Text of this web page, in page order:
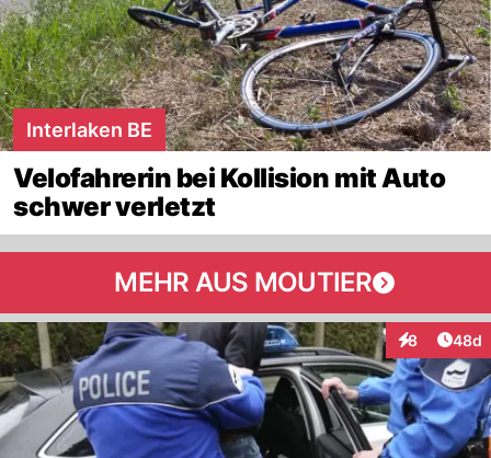
Interlaken BE
Velofahrerin bei Kollision mit Auto
schwer verletzt
MEHR AUS MOUTIER
8
Interaktionen
48d